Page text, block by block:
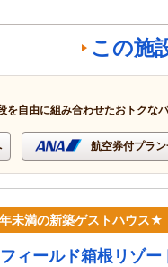
この施
を自由に組み合わせたおトクな
航空券付プラ
未満の新築ゲストハウス★
フィールド箱根リゾー